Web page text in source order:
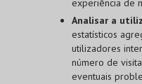
experiência de
Analisar a
estatísticos
utilizadores
número de
eventuais